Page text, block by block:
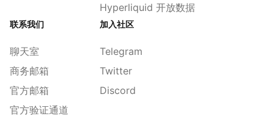
Hyperliquid 开放数据
联系我们
聊天室
商务邮箱
官方邮箱
官方验证通道
加入社区
Telegram
Twitter
Discord